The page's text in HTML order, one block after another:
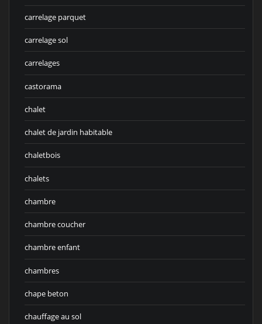
carrelage parquet
carrelage sol
carrelages
castorama
chalet
chalet de jardin habitable
chaletbois
chalets
chambre
chambre coucher
chambre enfant
chambres
chape beton
chauffage au sol